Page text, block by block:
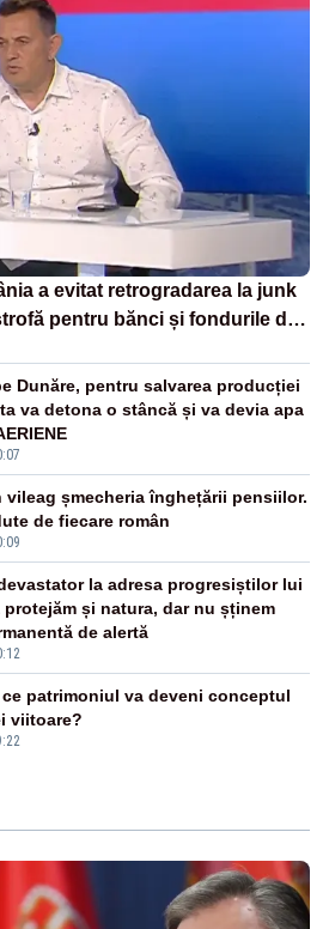
a evitat retrogradarea la junk
pentru bănci și fondurile de
Dunăre, pentru salvarea producției
va detona o stâncă și va devia apa
vileag șmecheria înghețării pensiilor.
de fiecare român
la adresa progresiștilor lui
și natura, dar nu șținem
de alertă
ce patrimoniul va deveni conceptul
viitoare?